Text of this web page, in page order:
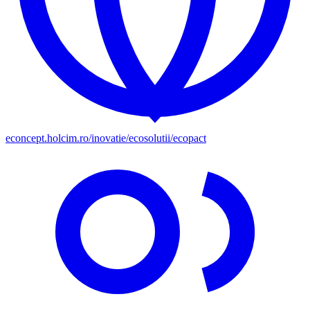
econcept.holcim.ro/inovatie/ecosolutii/ecopact